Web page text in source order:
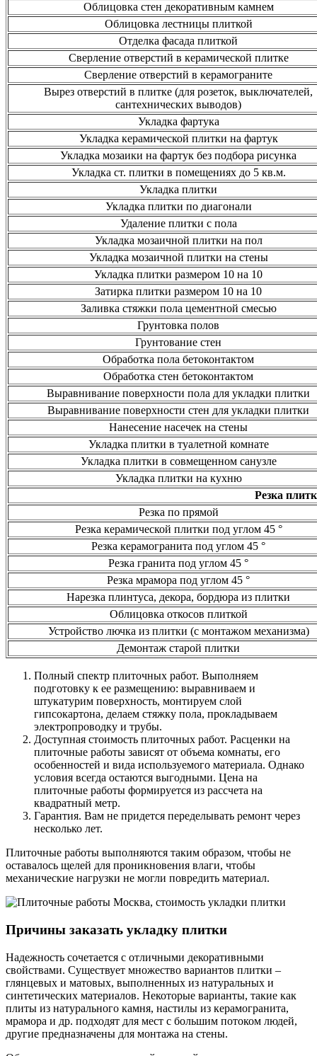
Облицовка стен декоративным камнем
Облицовка лестницы плиткой
Отделка фасада плиткой
Сверление отверстий в керамической плитке
Сверление отверстий в керамограните
Вырез отверстий в плитке (для розеток, выключателей,
сантехнических выводов)
Укладка фартука
Укладка керамической плитки на фартук
Укладка мозаики на фартук без подбора рисунка
Укладка ст. плитки в помещениях до 5 кв.м.
Укладка плитки
Укладка плитки по диагонали
Удаление плитки с пола
Укладка мозаичной плитки на пол
Укладка мозаичной плитки на стены
Укладка плитки размером 10 на 10
Затирка плитки размером 10 на 10
Заливка стяжки пола цементной смесью
Грунтовка полов
Грунтование стен
Обработка пола бетоконтактом
Обработка стен бетоконтактом
Выравнивание поверхности пола для укладки плитки
Выравнивание поверхности стен для укладки плитки
Нанесение насечек на стены
Укладка плитки в туалетной комнате
Укладка плитки в совмещенном санузле
Укладка плитки на кухню
Резка
Резка по прямой
Резка керамической плитки под углом 45 °
Резка керамогранита под углом 45 °
Резка гранита под углом 45 °
Резка мрамора под углом 45 °
Нарезка плинтуса, декора, бордюра из плитки
Облицовка откосов плиткой
Устройство лючка из плитки (с монтажом механизма)
Демонтаж старой плитки
Полный спектр плиточных работ. Выполняем
подготовку к ее размещению: выравниваем и
штукатурим поверхность, монтируем слой
гипсокартона, делаем стяжку пола, прокладываем
электропроводку и трубы.
Доступная стоимость плиточных работ. Расценки на
плиточные работы зависят от объема комнаты, его
особенностей и вида используемого материала. Однако
условия всегда остаются выгодными. Цена на
плиточные работы формируется из рассчета на
квадратный метр.
Гарантия. Вам не придется переделывать ремонт через
несколько лет.
Плиточные работы выполняются таким образом, чтобы не
оставалось щелей для проникновения влаги, чтобы
механические нагрузки не могли повредить материал.
Причины заказать укладку плитки
Надежность сочетается с отличными декоративными
свойствами. Существует множество вариантов плитки –
глянцевых и матовых, выполненных из натуральных и
синтетических материалов. Некоторые варианты, такие как
плиты из натурального камня, настилы из керамогранита,
мрамора и др. подходят для мест с большим потоком людей,
другие предназначены для монтажа на стены.